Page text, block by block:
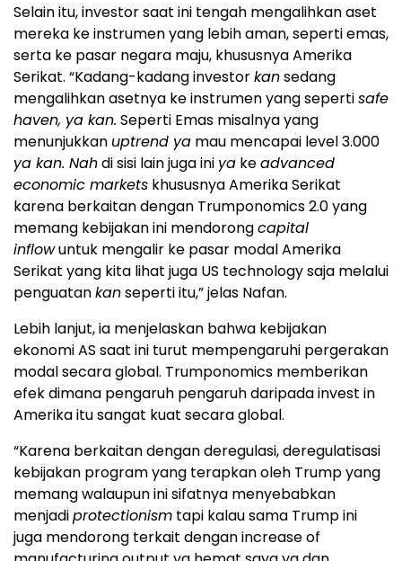
Selain itu, investor saat ini tengah mengalihkan aset
mereka ke instrumen yang lebih aman, seperti emas,
serta ke pasar negara maju, khususnya Amerika
Serikat. “Kadang-kadang investorkansedang
mengalihkan asetnya ke instrumen yang sepertisafe
haven, ya kan. Seperti Emas misalnya yang
menunjukkan uptrend ya mau mencapai level 3.000
ya kan. Nahdi sisi lain juga ini ya keadvanced
economic markets khususnya Amerika Serikat
karena berkaitan dengan Trumponomics 2.0 yang
memang kebijakan ini mendorongcapital
inflowuntuk mengalir ke pasar modal Amerika
Serikat yang kita lihat juga US technology saja melalui
penguatankanseperti itu,” jelas Nafan.
Lebih lanjut, ia menjelaskan bahwa kebijakan
ekonomi AS saat ini turut mempengaruhi pergerakan
modal secara global. Trumponomics memberikan
efek dimana pengaruh pengaruh daripada invest in
Amerika itu sangat kuat secara global.
“Karena berkaitan dengan deregulasi, deregulatisasi
kebijakan program yang terapkan oleh Trump yang
memang walaupun ini sifatnya menyebabkan
menjadiprotectionism tapi kalau sama Trump ini
juga mendorong terkait dengan increase of